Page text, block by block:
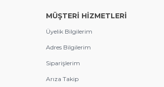
MÜŞTERİ HİZMETLERİ
Üyelik Bilgilerim
Adres Bilgilerim
Siparişlerim
Arıza Takip